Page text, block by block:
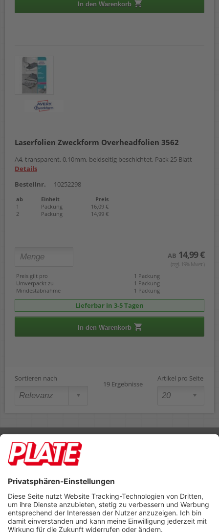
In den Warenkorb
Laserfolien Zweckform Overheadfolien 3562
A4, transparent, 0,10mm, beidseitig beschichtet, Pack 25 Blatt
Details
Bestellnr.
10252298
ab Einheit
Preis
1
Packung
16,09 €
2
Packung 14,99 €
AB 14,99 €
(zzgl. 19% Mwst.)
Preis gilt pro
1 Packung
Umverpackt zu
1 Packung
Mindestabnahme
1 Packung
Lieferbar in 3-5 Tagen
In den Warenkorb
Sortieren nach
19 Ergebnisse
Artikel pro Seite
Rufen Sie uns an 04298 401-0
Lieferbedingungen Impressum
Footer anzeigen
PLATE Büromaterial Vertriebs GmbH